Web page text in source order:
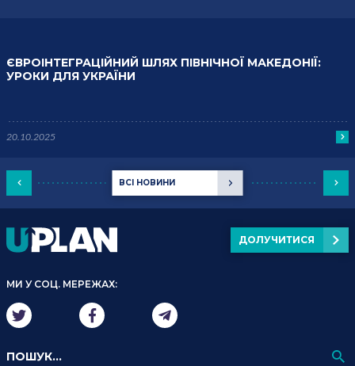
ВСІ НОВИНИ
ЄВРОІНТЕГРАЦІЙНИЙ ШЛЯХ ПІВНІЧНОЇ МАКЕДОНІЇ:
УРОКИ ДЛЯ УКРАЇНИ
20.10.2025
МИ У СОЦ. МЕРЕЖАХ:
ДОЛУЧИТИСЯ